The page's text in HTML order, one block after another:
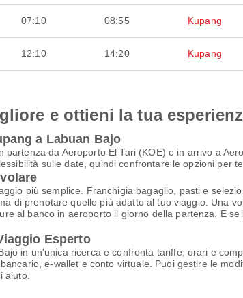
07:10 08:55 Kupang
12:10 14:20 Kupang
e ottieni la tua
a Labuan Bajo
partenza da Aeroporto El Tari (KOE) e in arrivo a
sulle date, quindi confrontare le opzioni per
più semplice. Franchigia bagaglio, pasti e
di prenotare quello più adatto al tuo viaggio. Una
al banco in aeroporto il giorno della partenza. E
Esperto
in un'unica ricerca e confronta tariffe, orari e
e-wallet e conto virtuale. Puoi gestire le
aiuto.